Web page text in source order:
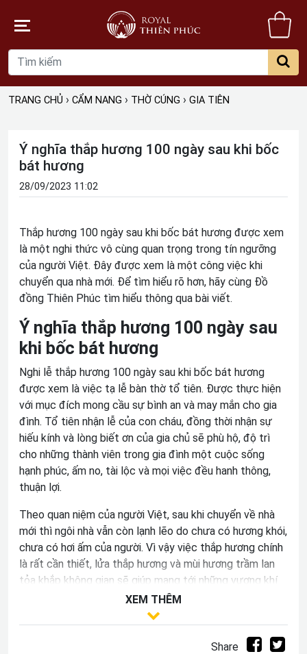
TRANG CHỦ › CẨM NANG › THỜ CÚNG › GIA TIÊN
Ý nghĩa thắp hương 100 ngày sau khi bốc
bát hương
28/09/2023 11:02
Thắp hương 100 ngày sau khi bốc bát hương được xem
là một nghi thức vô cùng quan trọng trong tín ngưỡng
của người Việt. Đây được xem là một công việc khi
chuyển qua nhà mới. Để tìm hiểu rõ hơn, hãy cùng Đồ
đồng Thiên Phúc tìm hiểu thông qua bài viết.
Ý nghĩa thắp hương 100 ngày sau
khi bốc bát hương
Nghi lễ thắp hương 100 ngày sau khi bốc bát hương
được xem là việc tạ lễ bàn thờ tổ tiên. Được thực hiện
với mục đích mong cầu sự bình an và may mắn cho gia
đình. Tổ tiên nhận lễ của con cháu, đồng thời nhận sự
hiếu kính và lòng biết ơn của gia chủ sẽ phù hộ, độ trì
cho những thành viên trong gia đình một cuộc sống
hạnh phúc, ấm no, tài lộc và mọi việc đều hanh thông,
thuận lợi.
Theo quan niệm của người Việt, sau khi chuyển về nhà
mới thì ngôi nhà vẫn còn lạnh lẽo do chưa có hương khói,
chưa có hơi ấm của người. Vì vậy việc thắp hương chính
là rất cần thiết, lửa thắp hương và mùi hương trầm lan
tỏa khắp không gian sẽ giúp mang tới những vượng khí
và sự ấm áp cho ngôi nhà. Bởi vậy, tục lệ cúng 100 ngày
sau khi bốc bát hương đã dần trở thành nghi lễ không
thể thiếu sau khi nhập trạch.
XEM THÊM
Share